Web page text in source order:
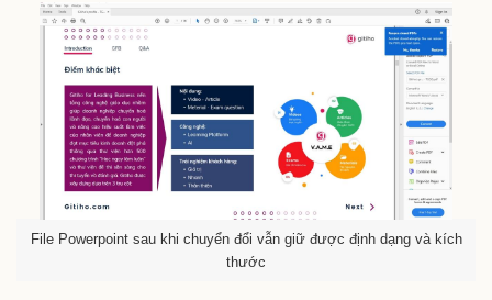
File Powerpoint sau khi chuyển đổi vẫn giữ được định dạng và kích
thước